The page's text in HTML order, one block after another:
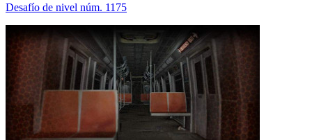
Desafío de nivel núm. 1175